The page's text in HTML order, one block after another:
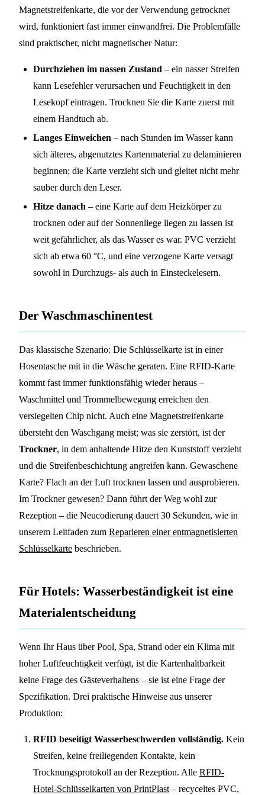
Magnetstreifenkarte, die vor der Verwendung getrocknet
wird, funktioniert fast immer einwandfrei. Die Problemfälle
sind praktischer, nicht magnetischer Natur:
Durchziehen im nassen Zustand – ein nasser Streifen
kann Lesefehler verursachen und Feuchtigkeit in den
Lesekopf eintragen. Trocknen Sie die Karte zuerst mit
einem Handtuch ab.
Langes Einweichen – nach Stunden im Wasser kann
sich älteres, abgenutztes Kartenmaterial zu delaminieren
beginnen; die Karte verzieht sich und gleitet nicht mehr
sauber durch den Leser.
Hitze danach – eine Karte auf dem Heizkörper zu
trocknen oder auf der Sonnenliege liegen zu lassen ist
weit gefährlicher, als das Wasser es war. PVC verzieht
sich ab etwa 60 °C, und eine verzogene Karte versagt
sowohl in Durchzugs- als auch in Einsteckelesern.
Der Waschmaschinentest
Das klassische Szenario: Die Schlüsselkarte ist in einer
Hosentasche mit in die Wäsche geraten. Eine RFID-Karte
kommt fast immer funktionsfähig wieder heraus –
Waschmittel und Trommelbewegung erreichen den
versiegelten Chip nicht. Auch eine Magnetstreifenkarte
übersteht den Waschgang meist; was sie zerstört, ist der
Trockner, in dem anhaltende Hitze den Kunststoff verzieht
und die Streifenbeschichtung angreifen kann. Gewaschene
Karte? Flach an der Luft trocknen lassen und ausprobieren.
Im Trockner gewesen? Dann führt der Weg wohl zur
Rezeption – die Neucodierung dauert 30 Sekunden, wie in
unserem Leitfaden zum Reparieren einer entmagnetisierten
Schlüsselkarte beschrieben.
Für Hotels: Wasserbeständigkeit ist eine
Materialentscheidung
Wenn Ihr Haus über Pool, Spa, Strand oder ein Klima mit
hoher Luftfeuchtigkeit verfügt, ist die Kartenhaltbarkeit
keine Frage des Gästeverhaltens – sie ist eine Frage der
Spezifikation. Drei praktische Hinweise aus unserer
Produktion:
RFID beseitigt Wasserbeschwerden vollständig. Kein
Streifen, keine freiliegenden Kontakte, kein
Trocknungsprotokoll an der Rezeption. Alle RFID-
Hotel-Schlüsselkarten von PrintPlast – recyceltes PVC,